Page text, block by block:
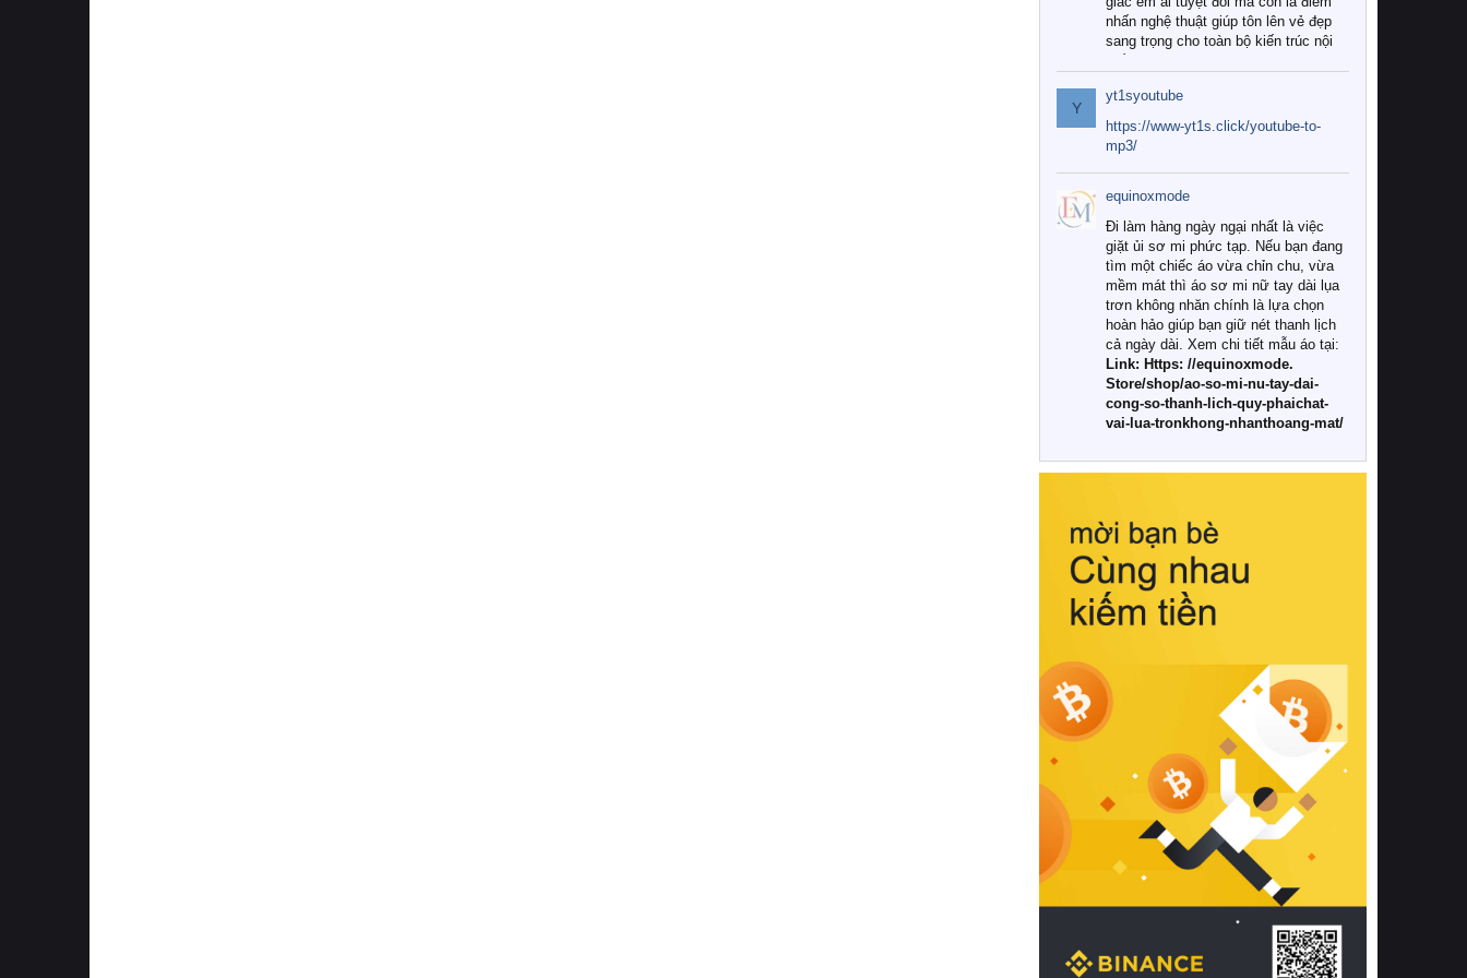
nhấn nghệ thuật giúp tôn lên vẻ đẹp
sang trọng cho toàn bộ kiến trúc nội
Tuy nhiên, giữa thị trường đa dạng
với vô vàn thương hiệu và mẫu mã
như hiện nay, làm thế nào để chọn
được những bộ chăn ga gối đệm cao
cấp thực sự chất lượng, phù hợp với
khí hậu và nhu cầu sử dụng của gia
đình? Hãy cùng chúng tôi đi tìm lời
giải đáp chi tiết qua bài viết dưới đây.
1. Tại sao các gia đình hiện đại lại ưa
chuộng chăn ga gối đệm cao cấp?
Khác với các dòng sản phẩm thông
thường, những bộ chăn ga gối đệm
cao cấp trải qua quy trình sản xuất
nghiêm ngặt từ khâu chọn lọc nguyên
liệu tự nhiên đến công nghệ dệt
nhuộm hiện đại không chứa hóa chất
này, bạn sẽ cảm nhận rõ rệt sự khác
hồi chuẩn xác của phần đệm nâng đỡ
cột sống.
Bên cạnh đó, việc lựa chọn các dòng
sản phẩm đạt chuẩn chất lượng quốc
tế còn giúp ngăn ngừa tình trạng kích
khuẩn và nấm mốc trong điều kiện
thời tiết nóng ẩm. Bạn có thể tìm hiểu
thêm các nghiên cứu khoa học về tác
động của giấc ngủ và môi trường
phòng ngủ đối với sức khỏe con
người tại Sleep Foundation (External
Link) để có cái nhìn toàn diện hơn.
2. Các tiêu chí vàng khi lựa chọn
chăn ga gối đệm cao cấp cho phòng
ngủ
Để sở hữu một bộ chăn ga gối đệm
cao cấp hoàn hảo cả về thẩm mỹ lẫn
công năng, người tiêu dùng cần cân
nhắc kỹ lưỡng các tiêu chí quan trọng
Y
yt1syoutube
https://www-yt1s.click/youtube-to-
mp3/
equinoxmode
Đi làm hàng ngày ngại nhất là việc
giặt ủi sơ mi phức tạp. Nếu bạn đang
tìm một chiếc áo vừa chỉn chu, vừa
mềm mát thì áo sơ mi nữ tay dài lụa
trơn không nhăn chính là lựa chọn
hoàn hảo giúp bạn giữ nét thanh lịch
cả ngày dài. Xem chi tiết mẫu áo tại:
Link: Https: //equinoxmode.
Store/shop/ao-so-mi-nu-tay-dai-
cong-so-thanh-lich-quy-phaichat-
vai-lua-tronkhong-nhanthoang-mat/